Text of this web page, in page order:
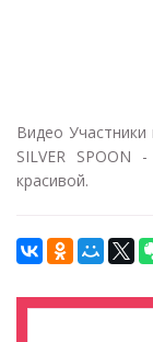
Видео Участники
SILVER SPOON
красивой.